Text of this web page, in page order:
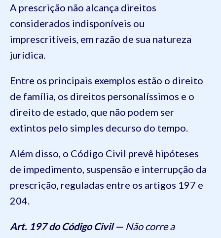
A prescrição não alcança direitos
considerados indisponíveis ou
imprescritíveis, em razão de sua natureza
jurídica.
Entre os principais exemplos estão o direito
de família, os direitos personalíssimos e o
direito de estado, que não podem ser
extintos pelo simples decurso do tempo.
Além disso, o Código Civil prevê hipóteses
de impedimento, suspensão e interrupção da
prescrição, reguladas entre os artigos 197 e
204.
Art. 197 do Código Civil — Não corre a